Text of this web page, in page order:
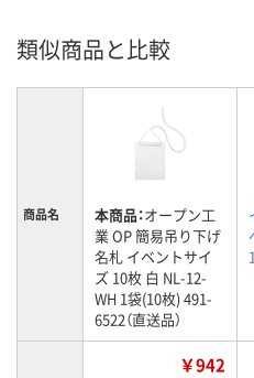
類似商品と比較
商品名 本商品：オープン工
業 OP 簡易吊り下げ
名札 イベントサイ
ズ 10枚 白 NL-12-
WH 1袋(10枚) 491-
6522（直送品）
￥942